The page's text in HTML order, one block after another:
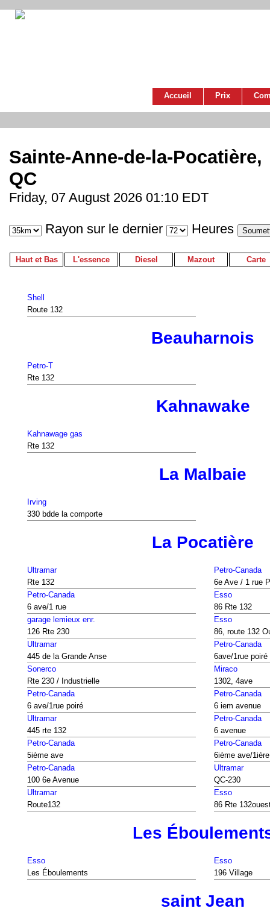
Accueil Prix
Sainte-Anne-de-la-Pocatière,
QC
Friday, 07 August 2026 01:10 EDT
Rayon sur le dernier Heures
Haut et Bas L'essence Diesel Mazout Carte
Shell
Route 132
Beauharnois
Petro-T
Rte 132
Kahnawake
Kahnawage gas
Rte 132
La Malbaie
Irving
330 bdde la comporte
La Pocatière
Ultramar
Rte 132
Petro-Canada
6e Ave / 1 rue
Petro-Canada
6 ave/1 rue
Esso
86 Rte 132
garage lemieux enr.
126 Rte 230
Esso
86, route 132
Ultramar
445 de la Grande Anse
Petro-Canada
6ave/1rue poiré
Sonerco
Rte 230 / Industrielle
Miraco
1302, 4ave
Petro-Canada
6 ave/1rue poiré
Petro-Canada
6 iem avenue
Ultramar
445 rte 132
Petro-Canada
6 avenue
Petro-Canada
5ième ave
Petro-Canada
6ième ave/
Petro-Canada
100 6e Avenue
Ultramar
QC-230
Ultramar
Route132
Esso
86 Rte
Les
Esso
Les Éboulements
Esso
196 Village
saint Jean